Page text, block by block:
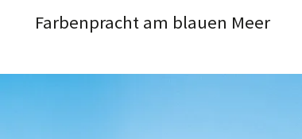
Farbenpracht am blauen Meer